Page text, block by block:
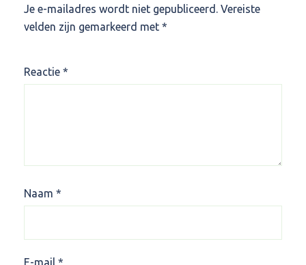
Je e-mailadres wordt niet gepubliceerd. Vereiste
velden zijn gemarkeerd met *
Reactie *
Naam *
E-mail *